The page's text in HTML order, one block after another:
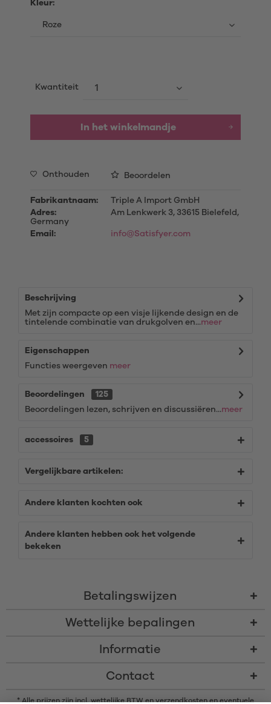
Kleur:
Kwantiteit
In het winkelmandje
Onthouden Beoordelen
Fabrikantnaam:
Triple A Import GmbH
Adres:
Am Lenkwerk 3, 33615 Bielefeld,
Germany
Email:
info@Satisfyer.com
Beschrijving
Met zijn compacte op een visje lijkende design en de
tintelende combinatie van drukgolven en...meer
Eigenschappen
Functies weergeven meer
Beoordelingen
125
Beoordelingen lezen, schrijven en discussiëren...meer
accessoires 5
Vergelijkbare artikelen:
Andere klanten kochten ook
Andere klanten hebben ook het volgende
bekeken
Betalingswijzen
Wettelijke bepalingen
Informatie
Contact
* Alle prijzen zijn incl. wettelijke BTW en verzendkosten en eventuele